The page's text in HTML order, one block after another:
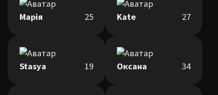
Марія 25 Kate 27
Stasya 19 Оксана 34